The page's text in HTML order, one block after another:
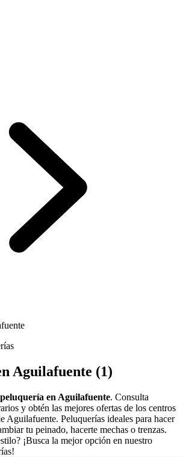
Aguilafuente (1)
en Aguilafuente. Consulta
y obtén las mejores ofertas de los centros
Aguilafuente. Peluquerías ideales para hacer
tu peinado, hacerte mechas o trenzas.
¡Busca la mejor opción en nuestro